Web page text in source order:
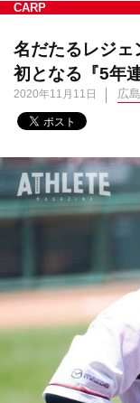
CARP
名だたるレジェ
初となる『5年
2020年11月11日 広